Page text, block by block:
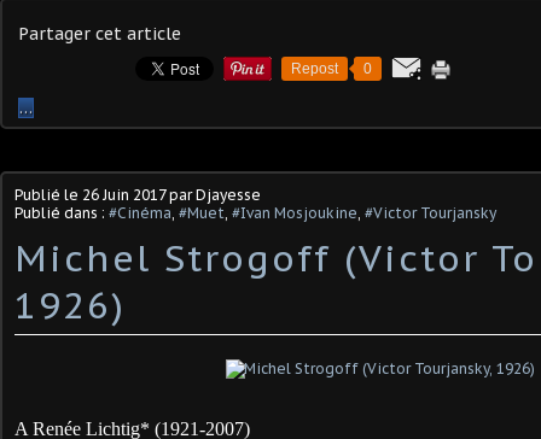
Partager cet article
Repost 0
…
Publié le 26 Juin 2017par Djayesse
Publié dans : #Cinéma #Muet #Ivan Mosjoukine #Victor Tourjansky
Michel Strogoff (Victor
1926)
A Renée Lichtig* (1921-2007)